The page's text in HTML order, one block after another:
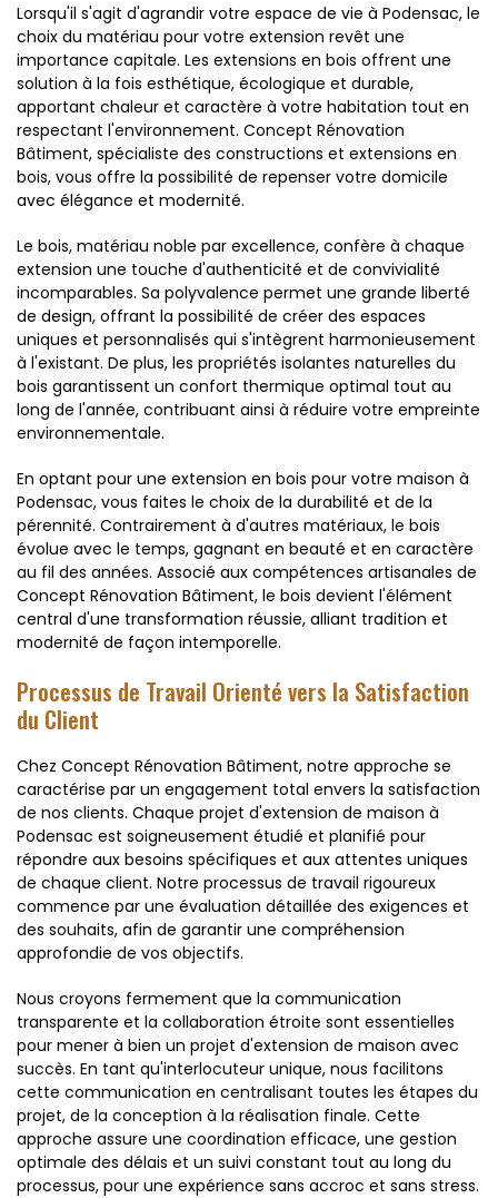
Lorsqu'il s'agit d'agrandir votre espace de vie à Podensac, le
choix du matériau pour votre extension revêt une
importance capitale. Les extensions en bois offrent une
solution à la fois esthétique, écologique et durable,
apportant chaleur et caractère à votre habitation tout en
respectant l'environnement. Concept Rénovation
Bâtiment, spécialiste des constructions et extensions en
bois, vous offre la possibilité de repenser votre domicile
avec élégance et modernité.
Le bois, matériau noble par excellence, confère à chaque
extension une touche d'authenticité et de convivialité
incomparables. Sa polyvalence permet une grande liberté
de design, offrant la possibilité de créer des espaces
uniques et personnalisés qui s'intègrent harmonieusement
à l'existant. De plus, les propriétés isolantes naturelles du
bois garantissent un confort thermique optimal tout au
long de l'année, contribuant ainsi à réduire votre empreinte
environnementale.
En optant pour une extension en bois pour votre maison à
Podensac, vous faites le choix de la durabilité et de la
pérennité. Contrairement à d'autres matériaux, le bois
évolue avec le temps, gagnant en beauté et en caractère
au fil des années. Associé aux compétences artisanales de
Concept Rénovation Bâtiment, le bois devient l'élément
central d'une transformation réussie, alliant tradition et
modernité de façon intemporelle.
Processus de Travail Orienté vers la Satisfaction
du Client
Chez Concept Rénovation Bâtiment, notre approche se
caractérise par un engagement total envers la satisfaction
de nos clients. Chaque projet d'extension de maison à
Podensac est soigneusement étudié et planifié pour
répondre aux besoins spécifiques et aux attentes uniques
de chaque client. Notre processus de travail rigoureux
commence par une évaluation détaillée des exigences et
des souhaits, afin de garantir une compréhension
approfondie de vos objectifs.
Nous croyons fermement que la communication
transparente et la collaboration étroite sont essentielles
pour mener à bien un projet d'extension de maison avec
succès. En tant qu'interlocuteur unique, nous facilitons
cette communication en centralisant toutes les étapes du
projet, de la conception à la réalisation finale. Cette
approche assure une coordination efficace, une gestion
optimale des délais et un suivi constant tout au long du
processus, pour une expérience sans accroc et sans stress.